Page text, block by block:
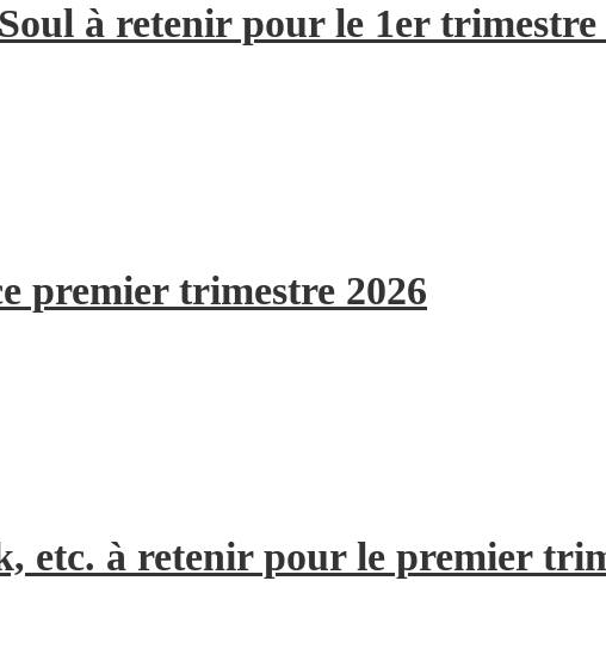
à retenir pour le 1er trimestre
premier trimestre 2026
etc. à retenir pour le premier